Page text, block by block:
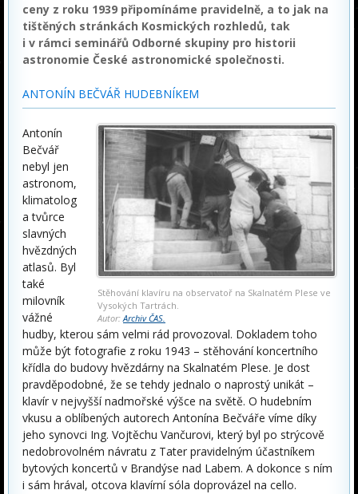
ceny z roku 1939 připomínáme pravidelně, a to jak na
tištěných stránkách Kosmických rozhledů, tak
i v rámci seminářů Odborné skupiny pro historii
astronomie České astronomické společnosti.
ANTONÍN BEČVÁŘ HUDEBNÍKEM
Stěhování klavíru na observatoř na Skalnatém Plese ve
Vysokých Tartrách.
Autor:Archiv ČAS.
Antonín
Bečvář
nebyl jen
astronom,
klimatolog
a tvůrce
slavných
hvězdných
atlasů. Byl
také
milovník
vážné
hudby, kterou sám velmi rád provozoval. Dokladem toho
může být fotografie z roku 1943 – stěhování koncertního
křídla do budovy hvězdárny na Skalnatém Plese. Je dost
pravděpodobné, že se tehdy jednalo o naprostý unikát –
klavír v nejvyšší nadmořské výšce na světě. O hudebním
vkusu a oblíbených autorech Antonína Bečváře víme díky
jeho synovci Ing. Vojtěchu Vančurovi, který byl po strýcově
nedobrovolném návratu z Tater pravidelným účastníkem
bytových koncertů v Brandýse nad Labem. A dokonce s ním
i sám hrával, otcova klavírní sóla doprovázel na cello.